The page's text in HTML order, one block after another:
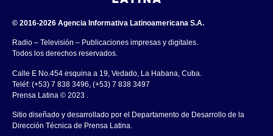
© 2016-2026 Agencia Informativa Latinoamericana S.A.
Radio – Televisión – Publicaciones impresas y digitales.
Todos los derechos reservados.
Calle E No.454 esquina a 19, Vedado, La Habana, Cuba.
Teléf: (+53) 7 838 3496, (+53) 7 838 3497
Prensa Latina © 2023 .
Sitio diseñado y desarrollado por el Departamento de Desarrollo de la
Dirección Técnica de Prensa Latina.